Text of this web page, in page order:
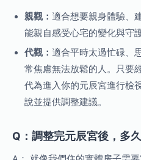
親觀： 適合想要親身體驗、
能親自感受心宅的變化與守
代觀： 適合平時太過忙碌、
常焦慮無法放鬆的人。只要
代為進入你的元辰宮進行檢
說並提供調整建議。
Q：調整完元辰宮後，多